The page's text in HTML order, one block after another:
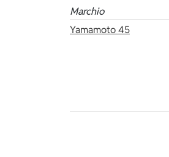
Marchio
Yamamoto 45